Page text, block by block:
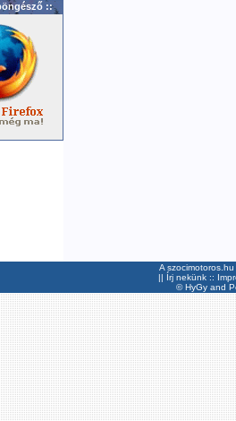
::
A
|| Írj nekünk ::
©HyGyand